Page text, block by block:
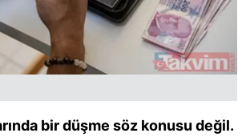
bir düşme söz konusu değil.